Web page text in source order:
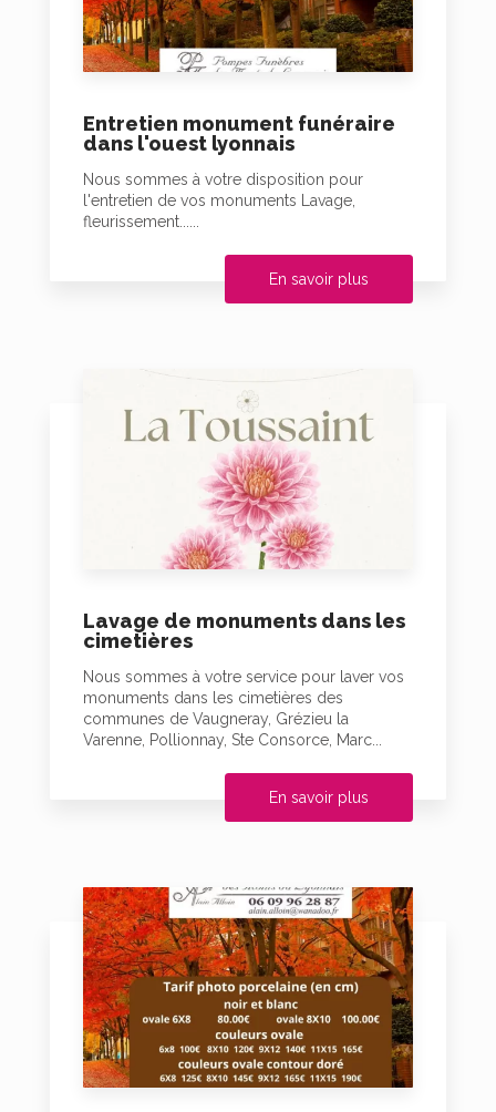
Entretien monument funéraire
dans l'ouest lyonnais
Nous sommes à votre disposition pour
l'entretien de vos monuments Lavage,
fleurissement......
En savoir plus
Lavage de monuments dans les
cimetières
Nous sommes à votre service pour laver vos
monuments dans les cimetières des
communes de Vaugneray, Grézieu la
Varenne, Pollionnay, Ste Consorce, Marc...
En savoir plus